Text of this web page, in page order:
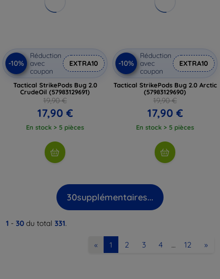
-10%
Réduction
avec
coupon
EXTRA10
Tactical StrikePods Bug 2.0
CrudeOil (57983129691)
19,90 €
17,90 €
En stock > 5 pièces
-10%
Réduction
avec
coupon
EXTRA10
Tactical StrikePods Bug 2.0 Arctic
(57983129690)
19,90 €
17,90 €
En stock > 5 pièces
30supplémentaires...
1 - 30 du total 331.
« 1 2 3 4 … 12 »